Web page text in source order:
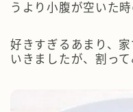
うより小腹が空いた
好きすぎるあまり、
いきましたが、割っ